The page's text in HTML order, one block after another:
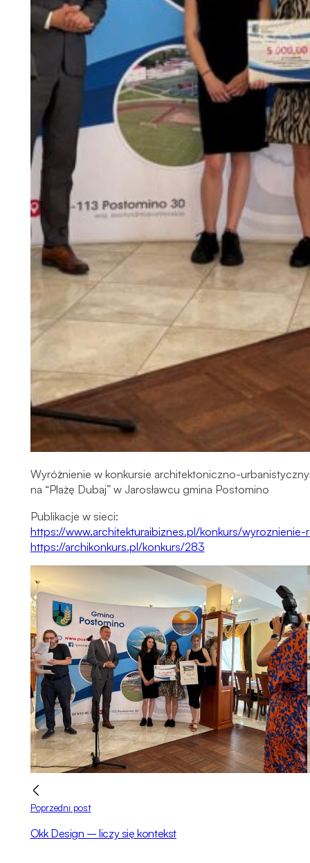
Wyróżnienie w konkursie architektoniczno-
na “Plażę Dubaj” w Jarosławcu gmina Postomino
Publikacje w sieci:
https://www.architekturaibiznes.pl/konkurs/
https://archikonkurs.pl/konkurs/283
Poprzedni post
Okk Design – liczy się kontekst